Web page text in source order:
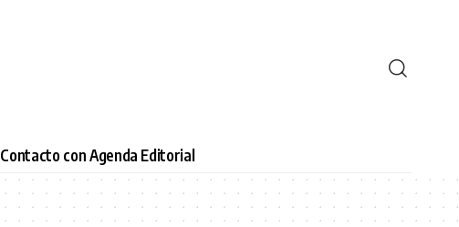
Contacto con Agenda Editorial